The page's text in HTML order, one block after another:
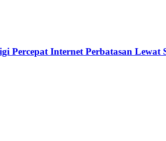
Percepat Internet Perbatasan